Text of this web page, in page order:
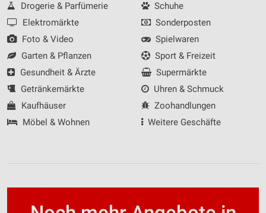
Drogerie & Parfümerie
Elektromärkte
Foto & Video
Garten & Pflanzen
Gesundheit & Ärzte
Getränkemärkte
Kaufhäuser
Möbel & Wohnen
Schuhe
Sonderposten
Spielwaren
Sport & Freizeit
Supermärkte
Uhren & Schmuck
Zoohandlungen
Weitere Geschäfte